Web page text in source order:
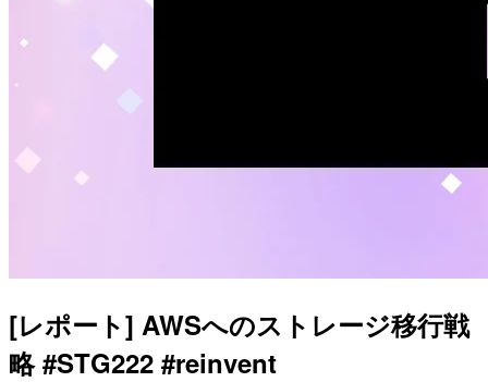
[レポート] AWSへのストレージ移行戦
略 #STG222 #reinvent